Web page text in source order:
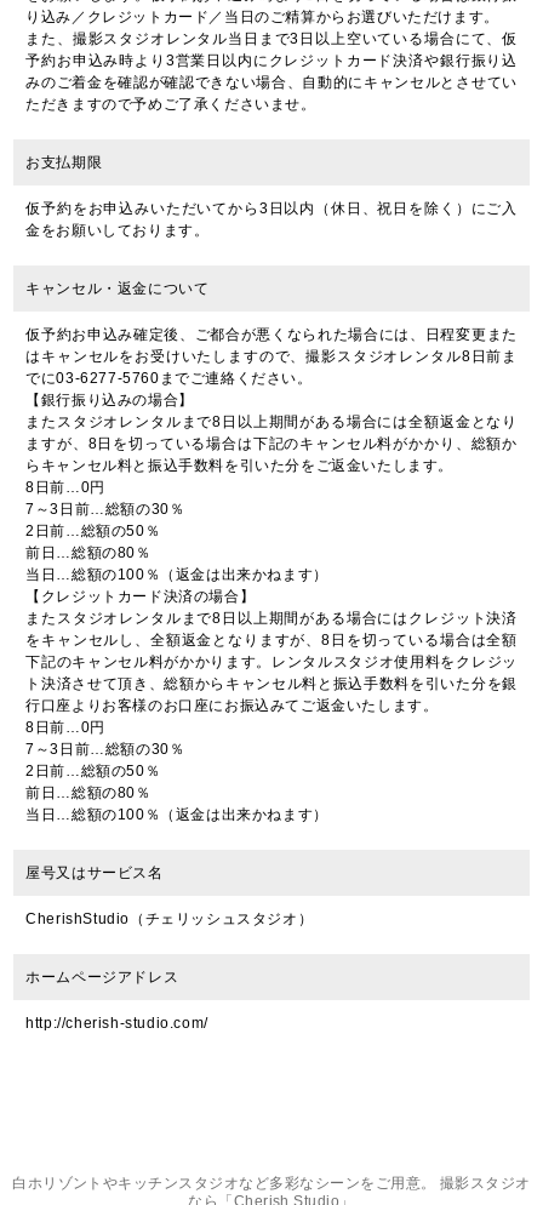
り込み／クレジットカード／当日のご精算からお選びいただけます。
また、撮影スタジオレンタル当日まで3日以上空いている場合にて、仮
予約お申込み時より3営業日以内にクレジットカード決済や銀行振り込
みのご着金を確認が確認できない場合、自動的にキャンセルとさせてい
ただきますので予めご了承くださいませ。
お支払期限
仮予約をお申込みいただいてから3日以内（休日、祝日を除く）にご入
金をお願いしております。
キャンセル・返金について
仮予約お申込み確定後、ご都合が悪くなられた場合には、日程変更また
はキャンセルをお受けいたしますので、撮影スタジオレンタル8日前ま
でに03-6277-5760までご連絡ください。
【銀行振り込みの場合】
またスタジオレンタルまで8日以上期間がある場合には全額返金となり
ますが、8日を切っている場合は下記のキャンセル料がかかり、総額か
らキャンセル料と振込手数料を引いた分をご返金いたします。
8日前…0円
7～3日前…総額の30％
2日前…総額の50％
前日…総額の80％
当日…総額の100％（返金は出来かねます）
【クレジットカード決済の場合】
またスタジオレンタルまで8日以上期間がある場合にはクレジット決済
をキャンセルし、全額返金となりますが、8日を切っている場合は全額
下記のキャンセル料がかかります。レンタルスタジオ使用料をクレジッ
ト決済させて頂き、総額からキャンセル料と振込手数料を引いた分を銀
行口座よりお客様のお口座にお振込みてご返金いたします。
8日前…0円
7～3日前…総額の30％
2日前…総額の50％
前日…総額の80％
当日…総額の100％（返金は出来かねます）
屋号又はサービス名
CherishStudio（チェリッシュスタジオ）
ホームページアドレス
http://cherish-studio.com/
白ホリゾントやキッチンスタジオなど多彩なシーンをご用意。 撮影スタジオ
なら「Cherish Studio」